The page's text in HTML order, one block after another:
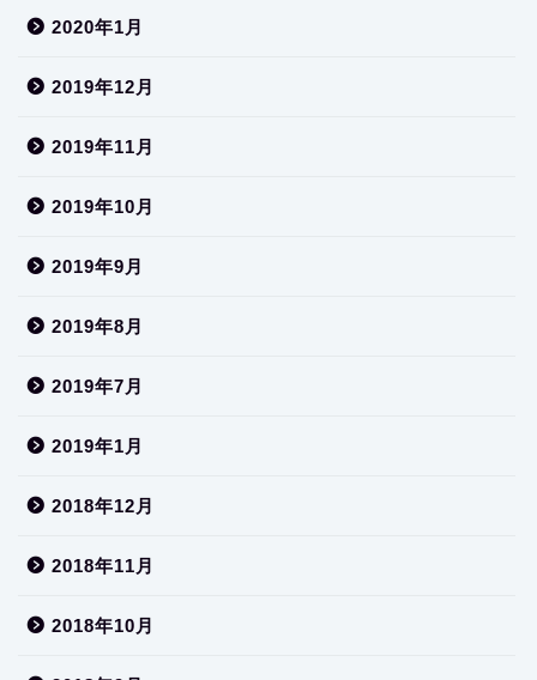
2020年1月
2019年12月
2019年11月
2019年10月
2019年9月
2019年8月
2019年7月
2019年1月
2018年12月
2018年11月
2018年10月